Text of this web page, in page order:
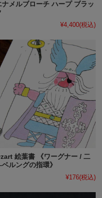
ナメルブローチ ハープ ブラッ
¥4,400(税込)
絵葉書 《ワーグナー / 二
ルングの指環》
¥176(税込)